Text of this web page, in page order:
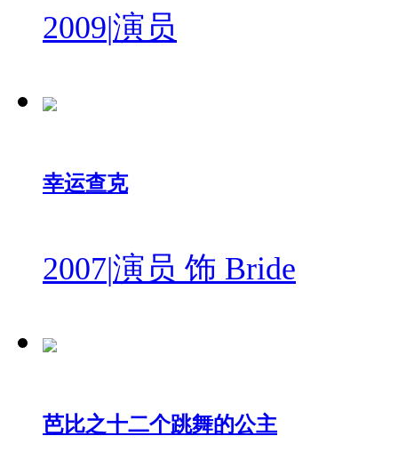
2009|演员
幸运查克
2007|演员 饰 Bride
芭比之十二个跳舞的公主